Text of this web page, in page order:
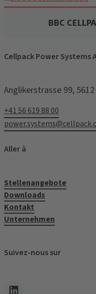
BBC
Cellpack Power Systems
Anglikerstrasse 99,
+41 56 619 88 00
Aller à
Stellenangebote
Downloads
Kontakt
Unternehmen
Suivez-nous sur